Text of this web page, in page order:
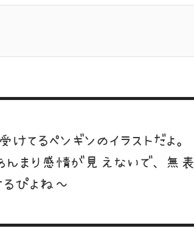
けてるペンギンのイラストだよ。
んまり感情が見えないで、無表
るぴよね～